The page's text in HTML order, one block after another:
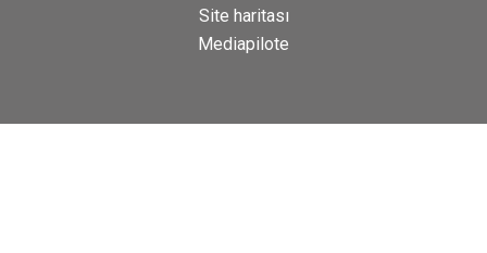
Site haritası
Mediapilote